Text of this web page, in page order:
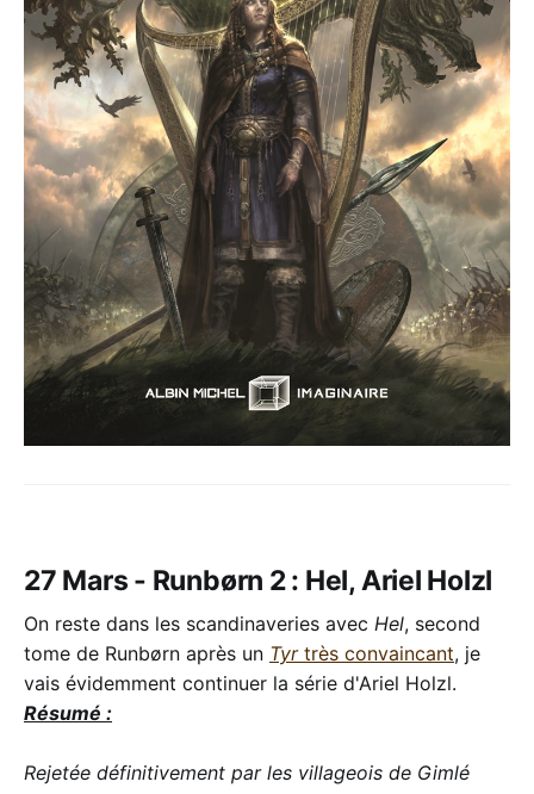
27 Mars - Runbørn 2 : Hel, Ariel Holzl
On reste dans les scandinaveries avec Hel, second
tome de Runbørn après un Tyr très convaincant, je
vais évidemment continuer la série d'Ariel Holzl.
Résumé :
Rejetée définitivement par les villageois de Gimlé